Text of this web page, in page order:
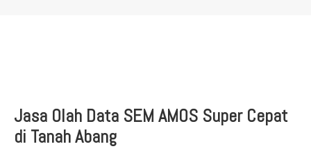
Jasa Olah Data SEM AMOS Super Cepat
di Tanah Abang